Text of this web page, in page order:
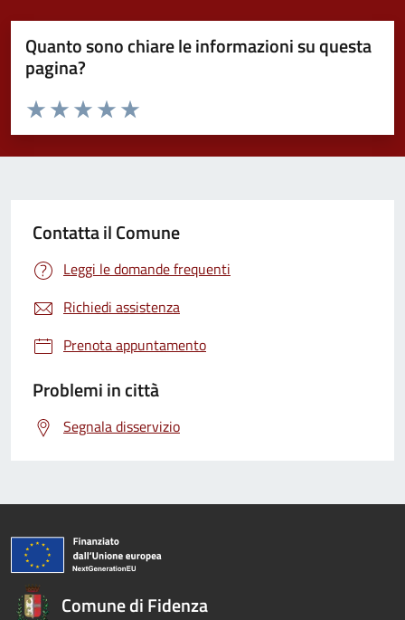
Quanto sono chiare le informazioni su questa
pagina?
Valuta da 1 a 5 stelle la pagina
Valuta 5 stelle su 5
Valuta 4 stelle su 5
Valuta 3 stelle su 5
Valuta 2 stelle su 5
Valuta 1 stelle su 5
Contatta il Comune
Leggi le domande frequenti
Richiedi assistenza
Prenota appuntamento
Problemi in città
Segnala disservizio
Comune di Fidenza